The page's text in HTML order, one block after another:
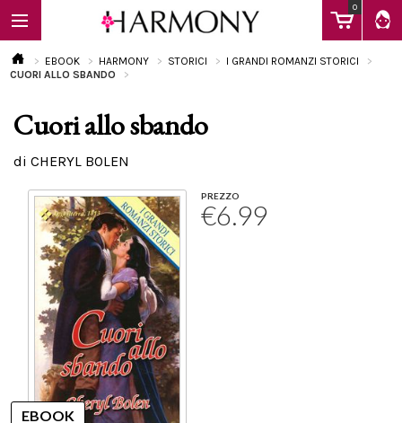
0
EBOOK
Calendario
EBOOK HARMONY STORICI
I GRANDI ROMANZI STORICI
CUORI ALLO SBANDO
Cuori allo sbando
di CHERYL BOLEN
PREZZO
€6.99